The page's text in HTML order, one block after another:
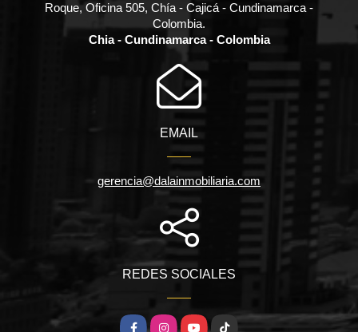
Roque, Oficina 505, Chía - Cajicá - Cundinamarca -
Colombia.
Chia - Cundinamarca - Colombia
EMAIL
gerencia@dalainmobiliaria.com
REDES SOCIALES
FacebookInstagramYouTube
TikTok